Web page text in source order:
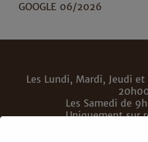
GOOGLE 06/2026
Les Lundi, Mardi, Jeudi
Les Samedi de
Uniquement sur